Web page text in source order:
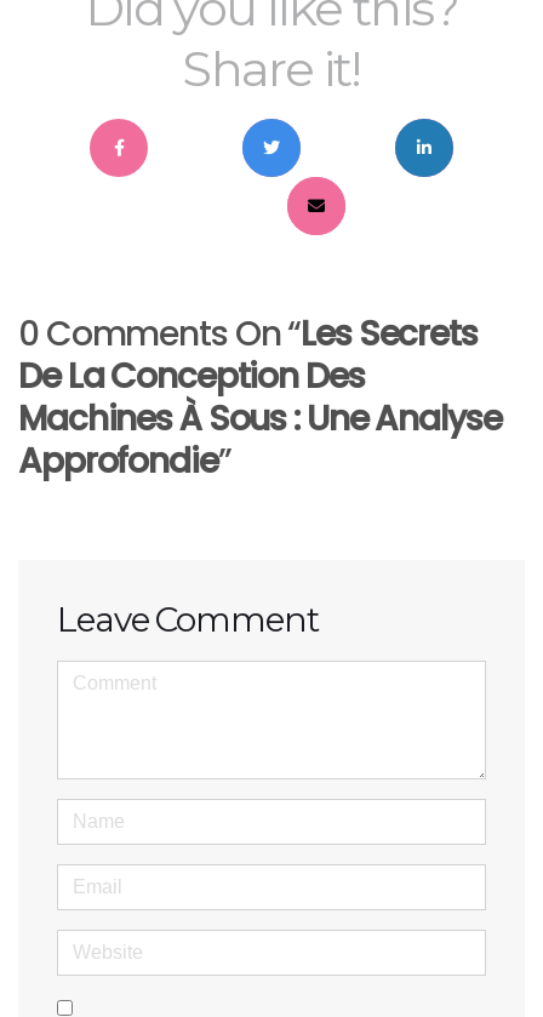
Share it!
0 Comments On “Les Secrets
De La Conception Des
Machines À Sous : Une Analyse
Approfondie”
Leave Comment
<b>Comment</b> ( * )
Name
Email
Website